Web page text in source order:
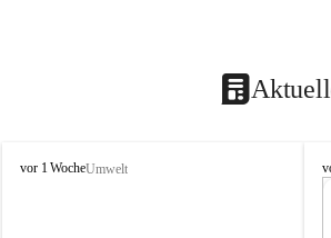
V
vor 1 WocheUmwelt